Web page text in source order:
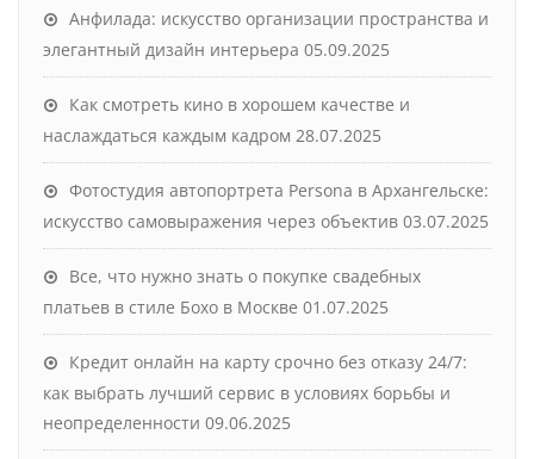
Анфилада: искусство организации пространства и
элегантный дизайн интерьера 05.09.2025
Как смотреть кино в хорошем качестве и
наслаждаться каждым кадром 28.07.2025
Фотостудия автопортрета Persona в Архангельске:
искусство самовыражения через объектив 03.07.2025
Все, что нужно знать о покупке свадебных
платьев в стиле Бохо в Москве 01.07.2025
Кредит онлайн на карту срочно без отказу 24/7:
как выбрать лучший сервис в условиях борьбы и
неопределенности 09.06.2025